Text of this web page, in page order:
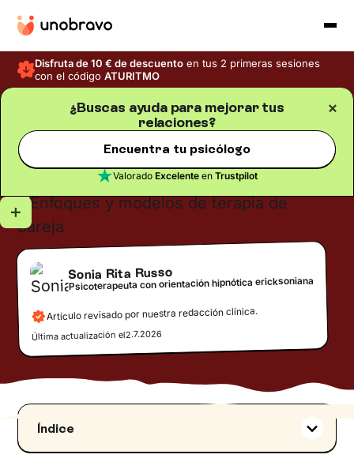
Disfruta de 10 € de descuento en tus 2 primeras sesiones
con el códigoATURITMO
¿Buscas ayuda para mejorar tus
relaciones?
Encuentra tu psicólogo
Valorado Excelenteen Trustpilot
Tiempo de lectura5
Enfoques y modelos de
terapia de pareja
Sonia Rita Russo
Psicoterapeuta con orientación hipnótica ericksoniana
Artículo revisado por nuestra redacción clínica.
Última actualización el2.7.2026
Índice
La terapia de pareja en el enfoque